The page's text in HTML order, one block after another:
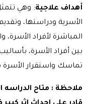
أهداف علاجية: وهي
الأسرية ودراستها،
المباشرة لأفراد
بين أفراد الأسرة،
تماسك واستقرار الأسرة
ملاحظة : متاح الدراسه